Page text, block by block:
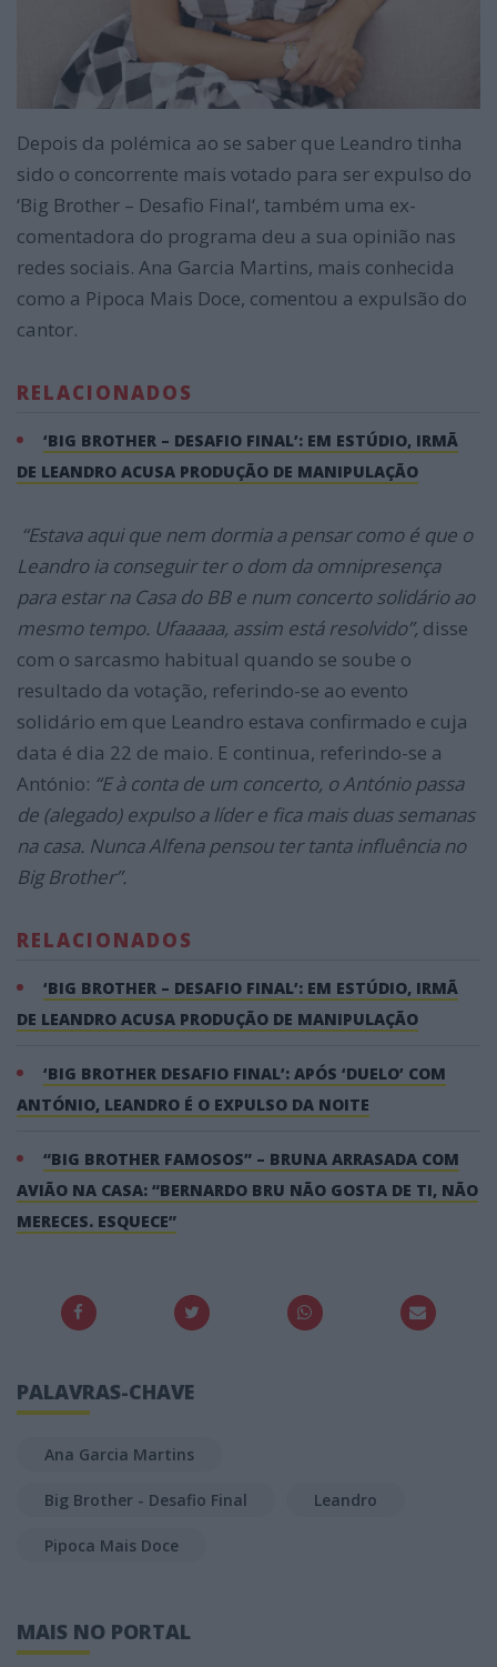
Depois da polémica ao se saber que Leandro tinha
sido o concorrente mais votado para ser expulso do
‘Big Brother – Desafio Final‘, também uma ex-
comentadora do programa deu a sua opinião nas
redes sociais. Ana Garcia Martins, mais conhecida
como a Pipoca Mais Doce, comentou a expulsão do
cantor.
RELACIONADOS
‘BIG BROTHER – DESAFIO FINAL’: EM ESTÚDIO, IRMÃ
DE LEANDRO ACUSA PRODUÇÃO DE MANIPULAÇÃO
“Estava aqui que nem dormia a pensar como é que o
Leandro ia conseguir ter o dom da omnipresença
para estar na Casa do BB e num concerto solidário ao
mesmo tempo. Ufaaaaa, assim está resolvido”, disse
com o sarcasmo habitual quando se soube o
resultado da votação, referindo-se ao evento
solidário em que Leandro estava confirmado e cuja
data é dia 22 de maio. E continua, referindo-se a
António: “E à conta de um concerto, o António passa
de (alegado) expulso a líder e fica mais duas semanas
na casa. Nunca Alfena pensou ter tanta influência no
Big Brother”.
RELACIONADOS
‘BIG BROTHER – DESAFIO FINAL’: EM ESTÚDIO, IRMÃ
DE LEANDRO ACUSA PRODUÇÃO DE MANIPULAÇÃO
‘BIG BROTHER DESAFIO FINAL’: APÓS ‘DUELO’ COM
ANTÓNIO, LEANDRO É O EXPULSO DA NOITE
“BIG BROTHER FAMOSOS” – BRUNA ARRASADA COM
AVIÃO NA CASA: “BERNARDO BRU NÃO GOSTA DE TI, NÃO
MERECES. ESQUECE”
PALAVRAS-CHAVE
Ana Garcia Martins
Big Brother - Desafio Final Leandro
Pipoca Mais Doce
MAIS NO PORTAL